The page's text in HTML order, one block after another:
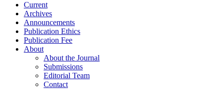
Current
Archives
Announcements
Publication Ethics
Publication Fee
About
About the Journal
Submissions
Editorial Team
Contact